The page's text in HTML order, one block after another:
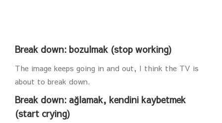
Break down: bozulmak (stop working)
The image keeps going in and out, I think the TV is
about to break down.
Break down: ağlamak, kendini kaybetmek
(start crying)